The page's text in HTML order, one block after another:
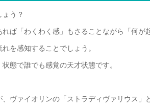
う？
ば「わくわく感」もさることながら「何
を感知することでしょう。
態で誰でも感覚の天才状態です。
ヴァイオリンの「ストラディヴァリウス」